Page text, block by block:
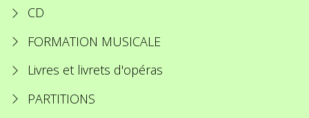
CD
FORMATION MUSICALE
Livres et livrets d'opéras
PARTITIONS